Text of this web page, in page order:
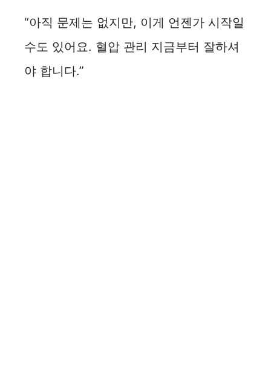
“아직 문제는 없지만, 이게 언젠가 시작일
수도 있어요. 혈압 관리 지금부터 잘하셔
야 합니다.”